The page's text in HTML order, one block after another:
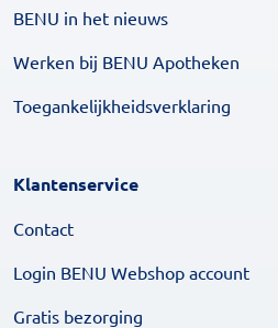
BENU in het nieuws
Werken bij BENU Apotheken
Toegankelijkheidsverklaring
Klantenservice
Contact
Login BENU Webshop account
Gratis bezorging